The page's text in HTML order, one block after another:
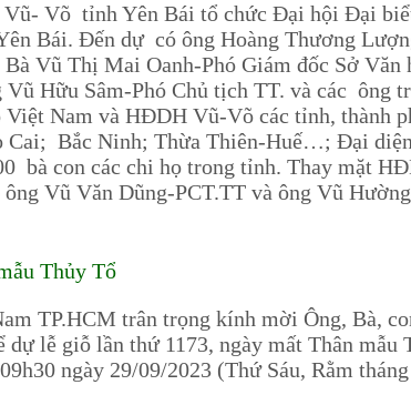
Võ tỉnh Yên Bái tổ chức Đại hội Đại
Bái. Đến dự có ông Hoàng Thương
Vũ Thị Mai Oanh-Phó Giám đốc Sở Văn
Hữu Sâm-Phó Chủ tịch TT. và các ông
Nam và HĐDH Vũ-Võ các tỉnh, thành
Cai; Bắc Ninh; Thừa Thiên-Huế…; Đại
bà con các chi họ trong tỉnh. Thay mặt
Vũ Văn Dũng-PCT.TT và ông Vũ
Thủy Tổ
TP.HCM trân trọng kính mời Ông, Bà,
dự lễ giỗ lần thứ 1173, ngày mất Thân mẫu
ngày 29/09/2023 (Thứ Sáu, Rằm